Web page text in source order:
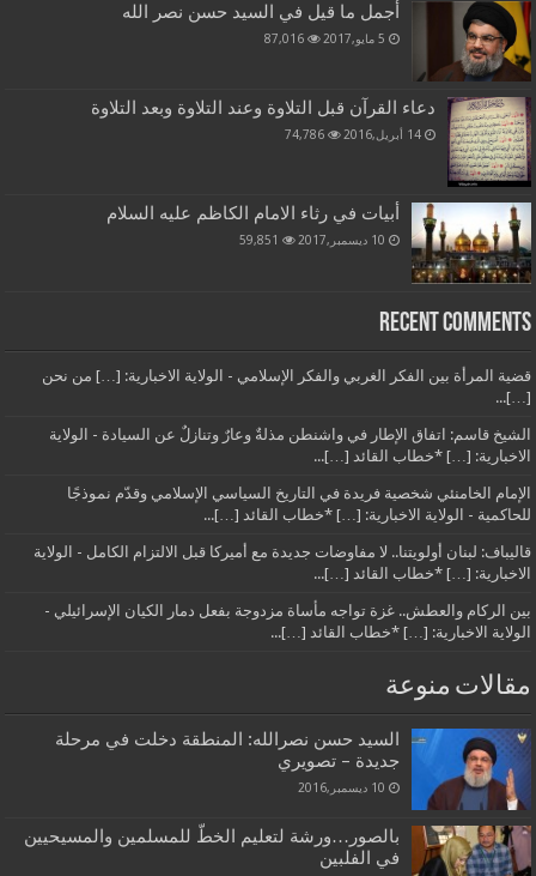
أجمل ما قيل في السيد حسن نصر الله
5 مايو,2017 87,016
دعاء القرآن قبل التلاوة وعند التلاوة وبعد التلاوة
14 أبريل,2016 74,786
أبيات في رثاء الامام الكاظم عليه السلام
10 ديسمبر,2017 59,851
Recent Comments
قضية المرأة بين الفكر الغربي والفكر الإسلامي - الولاية الاخبارية: […] من نحن
[…]...
الشيخ قاسم: اتفاق الإطار في واشنطن مذلةٌ وعارٌ وتنازلٌ عن السيادة - الولاية
الاخبارية: […] *خطاب القائد […]...
الإمام الخامنئي شخصية فريدة في التاريخ السياسي الإسلامي وقدّم نموذجًا
للحاكمية - الولاية الاخبارية: […] *خطاب القائد […]...
قاليباف: لبنان أولويتنا.. لا مفاوضات جديدة مع أميركا قبل الالتزام الكامل - الولاية
الاخبارية: […] *خطاب القائد […]...
بين الركام والعطش.. غزة تواجه مأساة مزدوجة بفعل دمار الكيان الإسرائيلي -
الولاية الاخبارية: […] *خطاب القائد […]...
مقالات منوعة
السيد حسن نصرالله: المنطقة دخلت في مرحلة
جديدة – تصويري
10 ديسمبر,2016
بالصور…ورشة لتعلیم الخطّ للمسلمین والمسیحیین
في الفلبین